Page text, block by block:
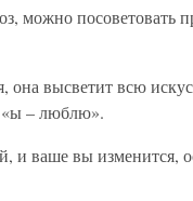
можно посоветовать
она высветит всю
– люблю».
и ваше вы изменится,